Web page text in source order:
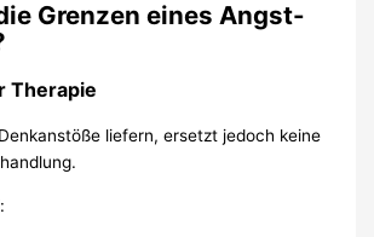
Grenzen eines Angst-
Therapie
liefern, ersetzt jedoch keine